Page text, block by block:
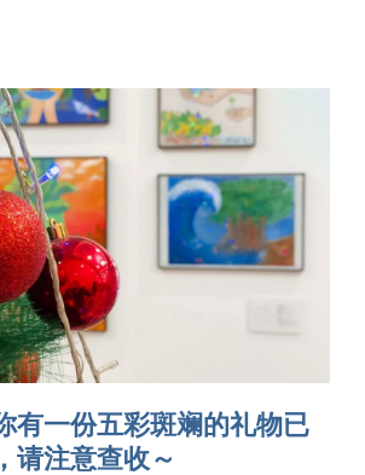
有一份五彩斑斓的礼物已
请注意查收～